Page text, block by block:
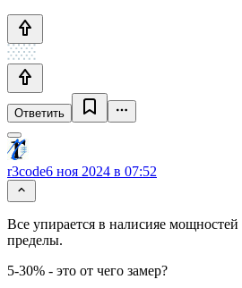
Ответить
r3code6 ноя 2024 в 07:52
Все упирается в налисияе мощностей
пределы.
5-30% - это от чего замер?